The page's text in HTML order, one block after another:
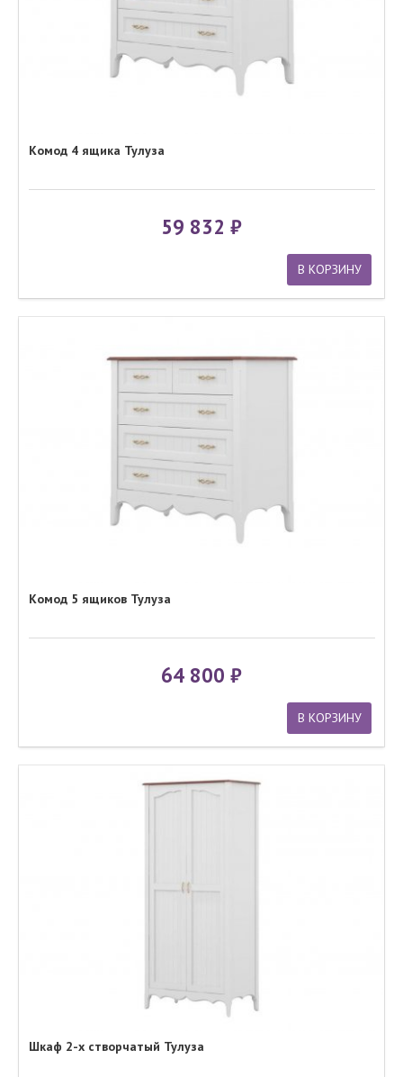
Комод 4 ящика Тулуза
59 832
В КОРЗИНУ
Комод 5 ящиков Тулуза
64 800
В КОРЗИНУ
Шкаф 2-х створчатый Тулуза